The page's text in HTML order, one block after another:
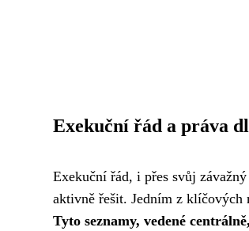
Exekuční řád a práva
Exekuční řád, i přes svůj
aktivně řešit. Jedním z klíčových
Tyto seznamy, vedené